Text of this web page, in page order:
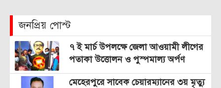
জনপ্রিয় পোস্ট
৭ ই মার্চ উপলক্ষে জেলা আওয়ামী লীগের
পতাকা উত্তোলন ও পুস্পমাল্য অর্পণ
মেহেরপুরে সাবেক চেয়ারম্যানের ৩য় মৃত্যু